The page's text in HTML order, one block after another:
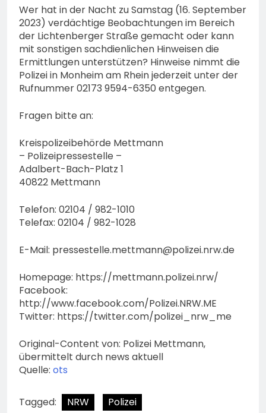
Wer hat in der Nacht zu Samstag (16. September
2023) verdächtige Beobachtungen im Bereich
der Lichtenberger Straße gemacht oder kann
mit sonstigen sachdienlichen Hinweisen die
Ermittlungen unterstützen? Hinweise nimmt die
Polizei in Monheim am Rhein jederzeit unter der
Rufnummer 02173 9594-6350 entgegen.
Fragen bitte an:
Kreispolizeibehörde Mettmann
– Polizeipressestelle –
Adalbert-Bach-Platz 1
40822 Mettmann
Telefon: 02104 / 982-1010
Telefax: 02104 / 982-1028
E-Mail: pressestelle.mettmann@polizei.nrw.de
Homepage: https://mettmann.polizei.nrw/
Facebook:
http://www.facebook.com/Polizei.NRW.ME
Twitter: https://twitter.com/polizei_nrw_me
Original-Content von: Polizei Mettmann,
übermittelt durch news aktuell
Quelle: ots
Tagged: NRW Polizei